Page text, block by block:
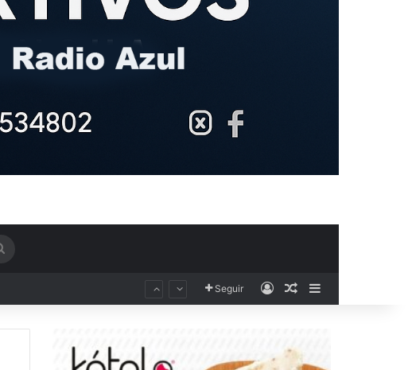
Seguir AccesoPublicación al